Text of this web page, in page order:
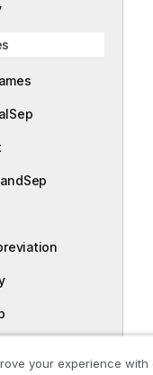
your experience